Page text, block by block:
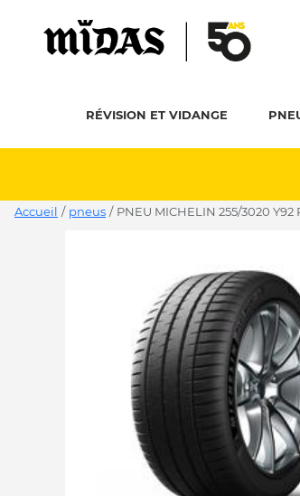
RÉVISION ET VIDANGE
Accueil / pneus / PNEU MICHELIN 255/3020